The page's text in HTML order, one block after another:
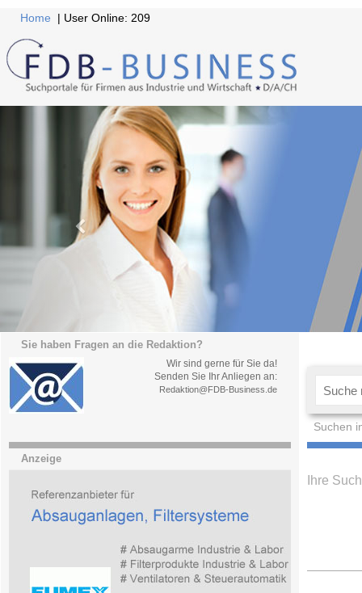
Home | User Online: 209
Sie haben Fragen an die Redaktion?
Wir sind gerne für Sie da!
Senden Sie Ihr Anliegen an:
Redaktion@FDB-Business.de
Suchen
Anzeige
Ihre